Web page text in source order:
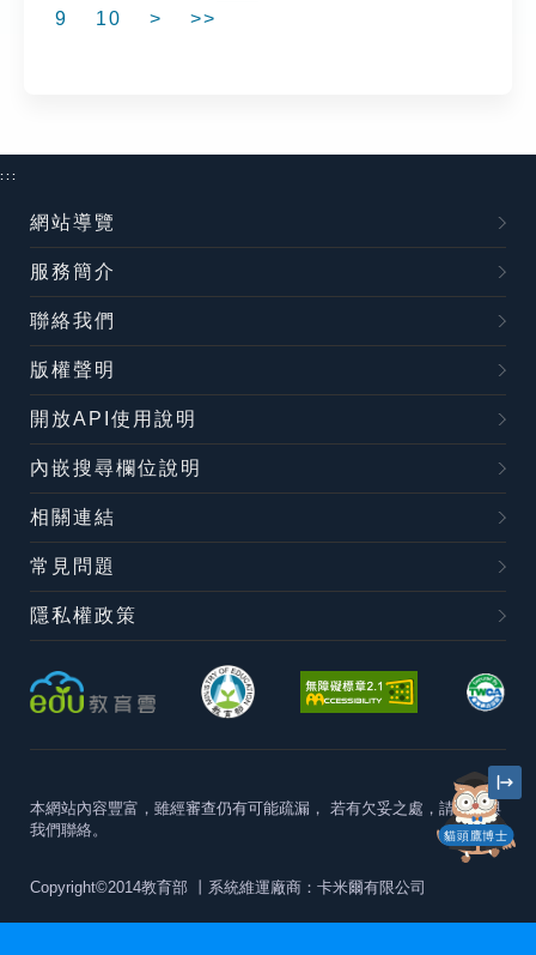
9
10 > >>
貓頭鷹博士
:::
網站導覽
服務簡介
聯絡我們
版權聲明
開放API使用說明
內嵌搜尋欄位說明
相關連結
常見問題
隱私權政策
本網站內容豐富，雖經審查仍有可能疏漏， 若有欠妥之處，請隨時與
我們聯絡。
Copyright©2014教育部 丨系統維運廠商：卡米爾有限公司